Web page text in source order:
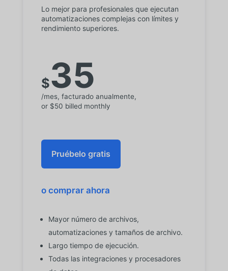
Lo mejor para profesionales que ejecutan
automatizaciones complejas con límites y
rendimiento superiores.
$35
/mes, facturado anualmente,
or $50 billed monthly
Pruébelo gratis
o comprar ahora
Mayor número de archivos,
automatizaciones y tamaños de archivo.
Largo tiempo de ejecución.
Todas las integraciones y procesadores